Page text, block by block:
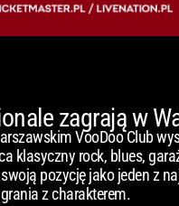
zagrają w
VooDoo Club
klasyczny rock, blues,
pozycję jako jeden z
z charakterem.